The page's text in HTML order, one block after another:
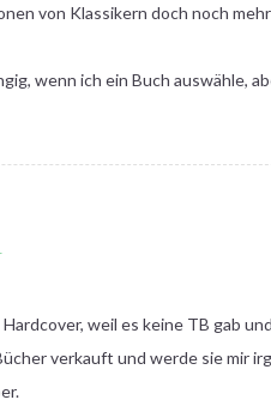
von Klassikern doch noch
wenn ich ein Buch auswähle,
weil es keine TB gab
verkauft und werde sie mir